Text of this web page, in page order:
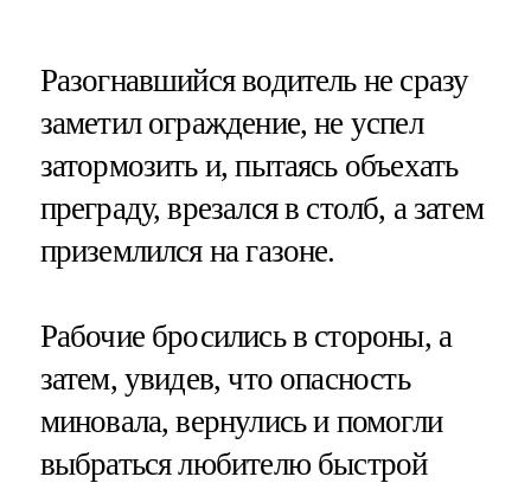
Разогнавшийся водитель не сразу
заметил ограждение, не успел
затормозить и, пытаясь объехать
преграду, врезался в столб, а затем
приземлился на газоне.
Рабочие бросились в стороны, а
затем, увидев, что опасность
миновала, вернулись и помогли
выбраться любителю быстрой